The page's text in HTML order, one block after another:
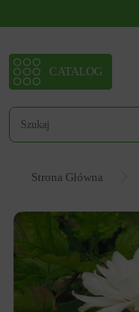
CATALOG
Strona Główna